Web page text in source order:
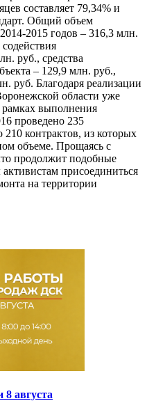
составляет 79,34% и
Общий объем
2015 годов – 316,3 млн.
руб., средства
– 129,9 млн. руб.,
руб. Благодаря реализации
области уже
выполнения
проведено 235
контрактов, из которых
объеме. Прощаясь с
продолжит подобные
присоединиться
на территории
августа